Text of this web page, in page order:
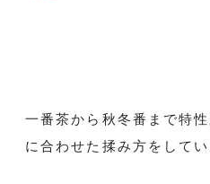
一番茶から秋冬番まで特
に合わせた揉み方をしてい